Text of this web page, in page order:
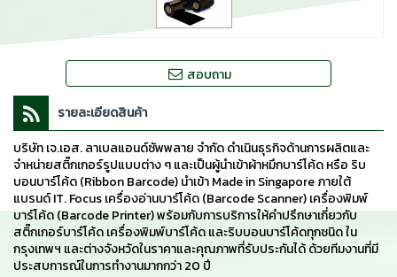
สอบถาม
รายละเอียดสินค้า
บริษัท เจ.เอส. ลาเบลแอนด์ซัพพลาย จำกัด ดำเนินธุรกิจด้านการผลิตและ
จำหน่ายสติ๊กเกอร์รูปแบบต่าง ๆ และเป็นผู้นำเข้าผ้าหมึกบาร์โค้ด หรือ ริบ
บอนบาร์โค้ด (Ribbon Barcode) นำเข้า Made in Singapore ภายใต้
แบรนด์ IT. Focus เครื่องอ่านบาร์โค้ด (Barcode Scanner) เครื่องพิมพ์
บาร์โค้ด (Barcode Printer) พร้อมกับการบริการให้คำปรึกษาเกี่ยวกับ
สติ๊กเกอร์บาร์โค้ด เครื่องพิมพ์บาร์โค้ด และริบบอนบาร์โค้ดทุกชนิด ใน
กรุงเทพฯ และต่างจังหวัดในราคาและคุณภาพที่รับประกันได้ ด้วยทีมงานที่มี
ประสบการณ์ในการทำงานมากกว่า 20 ปี